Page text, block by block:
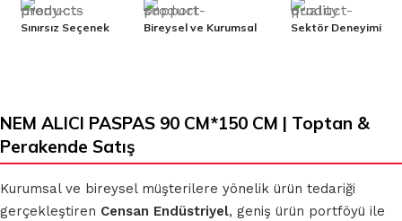
Sınırsız Seçenek Bireysel ve Kurumsal Sektör Deneyimi
NEM ALICI PASPAS 90 CM*150 CM | Toptan &
Perakende Satış
Kurumsal ve bireysel müşterilere yönelik ürün tedariği
gerçekleştiren Censan Endüstriyel, geniş ürün portföyü ile